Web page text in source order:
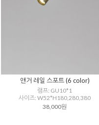
앤거 레일 스포트 (6 color)
램프: GU10*1
사이즈: W52*H180,280,380
38,000원